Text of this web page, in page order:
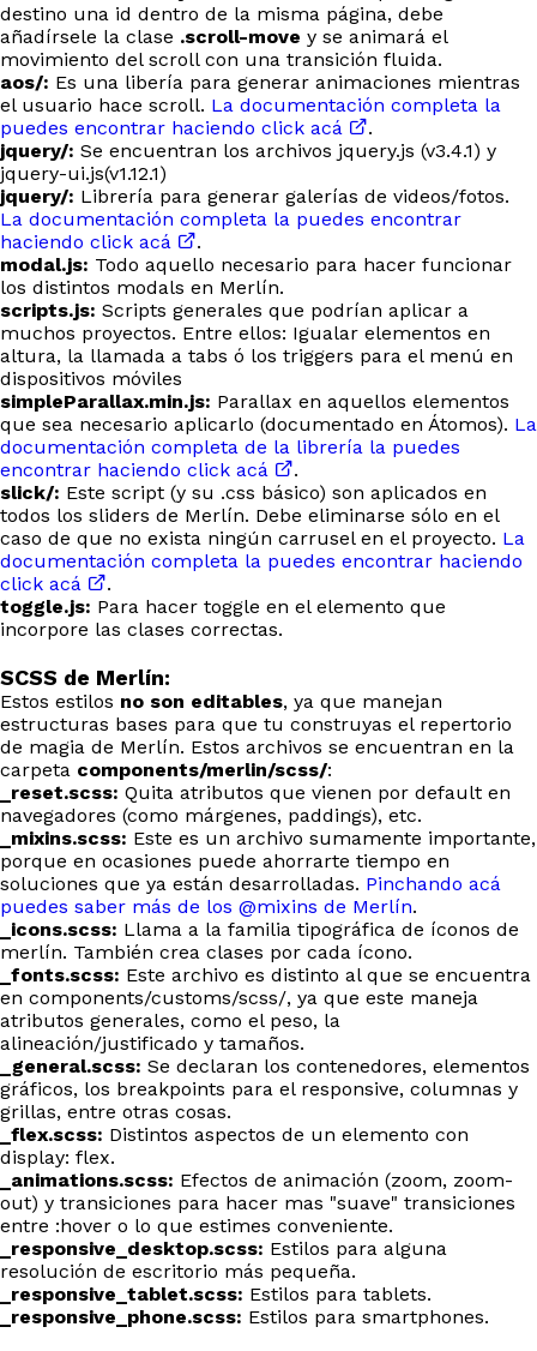
destino una id dentro de la misma página, debe
añadírsele la clase .scroll-move y se animará el
movimiento del scroll con una transición fluida.
aos/: Es una libería para generar animaciones mientras
el usuario hace scroll. La documentación completa la
puedes encontrar haciendo click acá
.
jquery/: Se encuentran los archivos jquery.js (v3.4.1) y
jquery-ui.js(v1.12.1)
jquery/: Librería para generar galerías de videos/fotos.
La documentación completa la puedes encontrar
haciendo click acá
.
modal.js: Todo aquello necesario para hacer funcionar
los distintos modals en Merlín.
scripts.js: Scripts generales que podrían aplicar a
muchos proyectos. Entre ellos: Igualar elementos en
altura, la llamada a tabs ó los triggers para el menú en
dispositivos móviles
simpleParallax.min.js: Parallax en aquellos elementos
que sea necesario aplicarlo (documentado en Átomos). La
documentación completa de la librería la puedes
encontrar haciendo click acá
.
slick/: Este script (y su .css básico) son aplicados en
todos los sliders de Merlín. Debe eliminarse sólo en el
caso de que no exista ningún carrusel en el proyecto. La
documentación completa la puedes encontrar haciendo
click acá
.
toggle.js: Para hacer toggle en el elemento que
incorpore las clases correctas.
SCSS de Merlín:
Estos estilos no son editables, ya que manejan
estructuras bases para que tu construyas el repertorio
de magia de Merlín. Estos archivos se encuentran en la
carpeta components/merlin/scss/:
_reset.scss: Quita atributos que vienen por default en
navegadores (como márgenes, paddings), etc.
_mixins.scss: Este es un archivo sumamente importante,
porque en ocasiones puede ahorrarte tiempo en
soluciones que ya están desarrolladas. Pinchando acá
puedes saber más de los @mixins de Merlín.
_icons.scss: Llama a la familia tipográfica de íconos de
merlín. También crea clases por cada ícono.
_fonts.scss: Este archivo es distinto al que se encuentra
en components/customs/scss/, ya que este maneja
atributos generales, como el peso, la
alineación/justificado y tamaños.
_general.scss: Se declaran los contenedores, elementos
gráficos, los breakpoints para el responsive, columnas y
grillas, entre otras cosas.
_flex.scss: Distintos aspectos de un elemento con
display: flex.
_animations.scss: Efectos de animación (zoom, zoom-
out) y transiciones para hacer mas "suave" transiciones
entre :hover o lo que estimes conveniente.
_responsive_desktop.scss: Estilos para alguna
resolución de escritorio más pequeña.
_responsive_tablet.scss: Estilos para tablets.
_responsive_phone.scss: Estilos para smartphones.